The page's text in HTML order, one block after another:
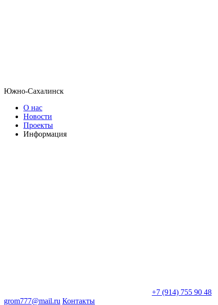
Южно-Сахалинск
О нас
Новости
Проекты
Информация
+7 (914) 755 90 48
grom777@mail.ru Контакты